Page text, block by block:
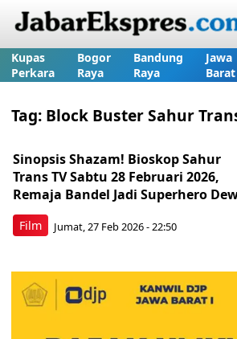
Kupas
Perkara
Bogor
Raya
Bandung
Raya
Jawa
Barat
Tag: Block Buster Sahur
Film
Sinopsis Shazam! Bioskop Sahur
Trans TV Sabtu 28 Februari 2026,
Remaja Bandel Jadi Superhero
Jumat, 27 Feb 2026 - 22:50